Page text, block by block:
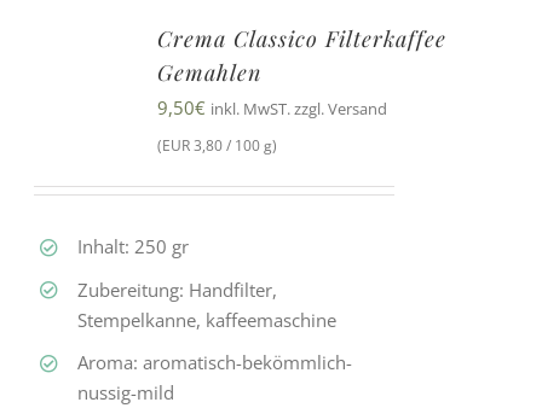
Crema Classico Filterkaffee
Gemahlen
9,50€ inkl. MwST. zzgl. Versand
(EUR 3,80 / 100 g)
Inhalt: 250 gr
Zubereitung: Handfilter,
Stempelkanne, kaffeemaschine
Aroma: aromatisch-bekömmlich-
nussig-mild